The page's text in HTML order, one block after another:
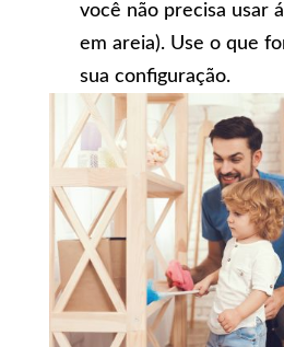
você não precisa usar
em areia). Use o que
sua configuração.